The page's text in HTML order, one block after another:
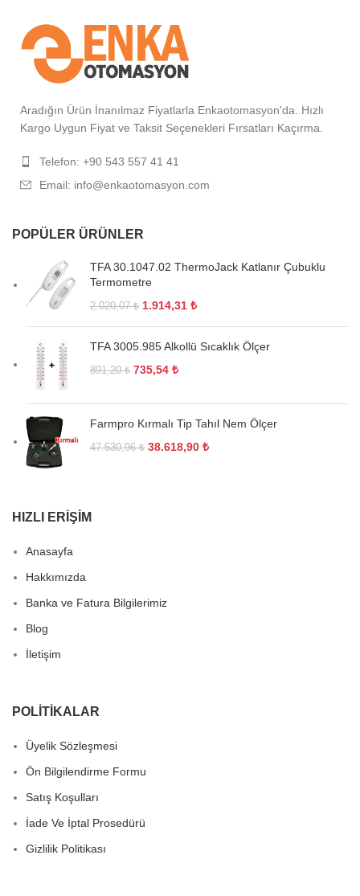
Aradığın Ürün İnanılmaz Fiyatlarla Enkaotomasyon'da. Hızlı
Kargo Uygun Fiyat ve Taksit Seçenekleri Fırsatları Kaçırma.
Telefon: +90 543 557 41 41
Email: info@enkaotomasyon.com
POPÜLER ÜRÜNLER
TFA 30.1047.02 ThermoJack Katlanır Çubuklu
Termometre
2.020,07₺ 1.914,31 ₺
TFA 3005.985 Alkollü Sıcaklık Ölçer
891,20₺ 735,54 ₺
Farmpro Kırmalı Tip Tahıl Nem Ölçer
47.530,96₺ 38.618,90 ₺
HIZLI ERIŞIM
Anasayfa
Hakkımızda
Banka ve Fatura Bilgilerimiz
Blog
İletişim
POLITIKALAR
Üyelik Sözleşmesi
Ön Bilgilendirme Formu
Satış Koşulları
İade Ve İptal Prosedürü
Gizlilik Politikası